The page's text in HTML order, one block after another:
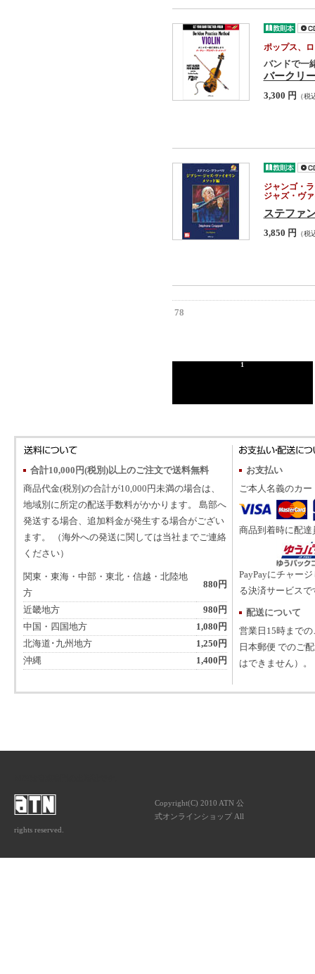
ポップス、
バンドで一
バークリ
3,300 円 （税
ジャンゴ・
ジャズ・ヴ
ステファ
3,850 円 （税
78
1
合計10,000円(税別)以上のご注文で送料無料
商品代金(税別)の合計が10,000円未満の場合は、
地域別に所定の配送手数料がかかります。 島部へ
発送する場合、追加料金が発生する場合がござい
ます。 （海外への発送に関しては当社までご連絡
ください）
関東・東海・中部・東北・信越・北陸地
方
880円
近畿地方
980円
中国・四国地方
1,080円
北海道･九州地方
1,250円
沖縄
1,400円
お支払い
ご本人名義のカ
商品到着時に配
PayPayにチャー
る決済サービスで
配送について
営業日15時まで
日本郵便 でのご
はできません）。
Copyright(C) 2010 ATN 公
式オンラインショップ All
rights reserved.